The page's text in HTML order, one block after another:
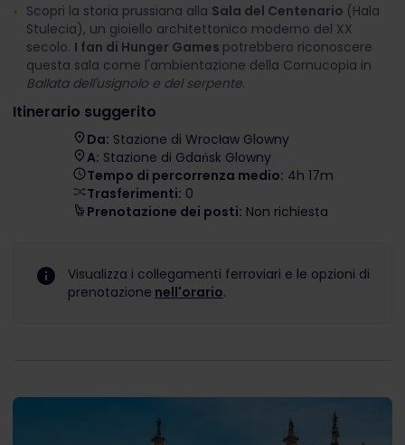
Scopri la storia prussiana alla Sala del Centenario (Hala
Stulecia), un gioiello architettonico moderno del XX
secolo. I fan di Hunger Games potrebbero riconoscere
questa sala come l'ambientazione della Cornucopia in
Ballata dell'usignolo e del serpente.
Itinerario suggerito
Da: Stazione di Wrocław Glowny
A: Stazione di Gdańsk Glowny
Tempo di percorrenza medio: 4h 17m
Trasferimenti: 0
Prenotazione dei posti: Non richiesta
Visualizza i collegamenti ferroviari e le opzioni di
prenotazione nell'orario.